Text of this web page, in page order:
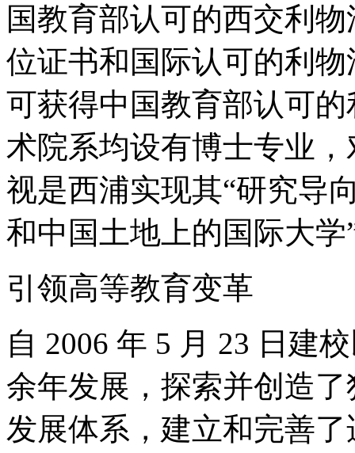
国教育部认可的西交利
位证书和国际认可的利
可获得中国教育部认可
术院系均设有博士专业
视是西浦实现其“研究导
和中国土地上的国际大
引领高等教育变革
自 2006 年 5 月 23 日建
余年发展，探索并创造
发展体系，建立和完善